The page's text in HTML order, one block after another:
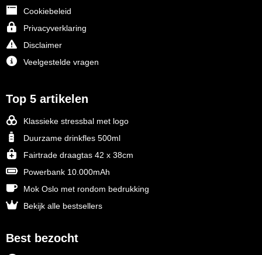
Cookiebeleid
Privacyverklaring
Disclaimer
Veelgestelde vragen
Top 5 artikelen
Klassieke stressbal met logo
Duurzame drinkfles 500ml
Fairtrade draagtas 42 x 38cm
Powerbank 10.000mAh
Mok Oslo met rondom bedrukking
Bekijk alle bestsellers
Best bezocht